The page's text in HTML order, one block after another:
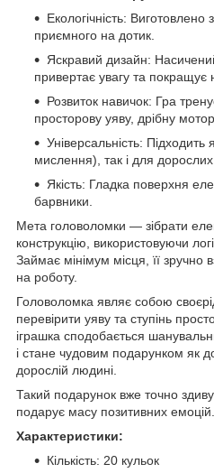
Екологічність:
приємного на дотик.
Яскравий дизайн:
привертає увагу та покращує
Розвиток навичок: Гра
просторову уяву, дрібну
Універсальність: Підходить
мислення), так і для
Якість: Гладка поверхня
барвники.
Мета головоломки — зібрати
конструкцію, використовуючи
Займає мінімум місця, її зручно
на роботу.
Головоломка являє собою
перевірити уяву та ступінь
іграшка сподобається
і стане чудовим подарунком як
дорослій людині.
Такий подарунок вже точно
подарує масу позитивних емоцій.
Характеристики:
Кількість: 20 кульок